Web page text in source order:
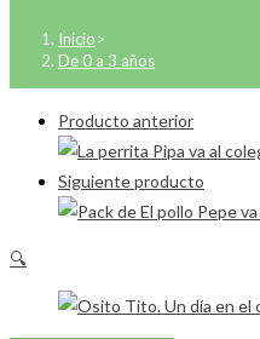
Inicio>
De 0 a 3 años
Producto anterior
Siguiente producto
🔍